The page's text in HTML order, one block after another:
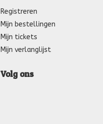
Registreren
Mijn bestellingen
Mijn tickets
Mijn verlanglijst
Volg ons